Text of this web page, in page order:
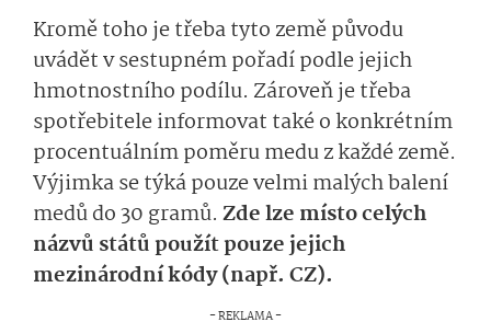
Kromě toho je třeba tyto země původu
uvádět v sestupném pořadí podle jejich
hmotnostního podílu. Zároveň je třeba
spotřebitele informovat také o konkrétním
procentuálním poměru medu z každé země.
Výjimka se týká pouze velmi malých balení
medů do 30 gramů. Zde lze místo celých
názvů států použít pouze jejich
mezinárodní kódy (např. CZ).